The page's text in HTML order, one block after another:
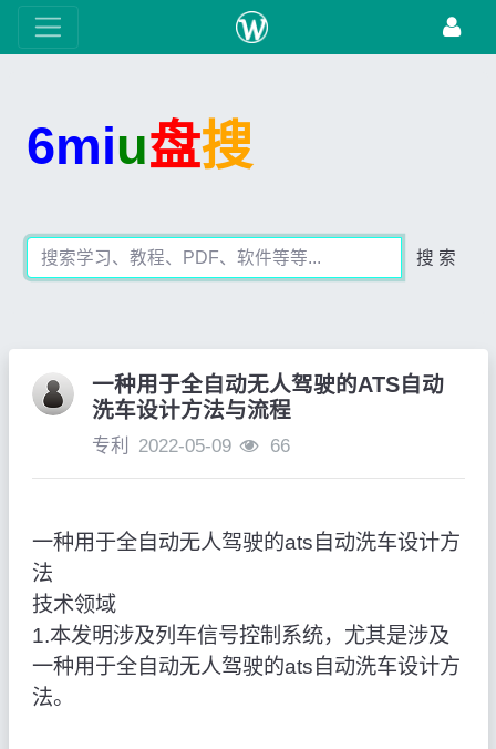
6miu盘搜
搜 索
一种用于全自动无人驾驶的ATS自动
洗车设计方法与流程
专利 2022-05-09 66
一种用于全自动无人驾驶的ats自动洗车设计方
法
技术领域
1.本发明涉及列车信号控制系统，尤其是涉及
一种用于全自动无人驾驶的ats自动洗车设计方
法。